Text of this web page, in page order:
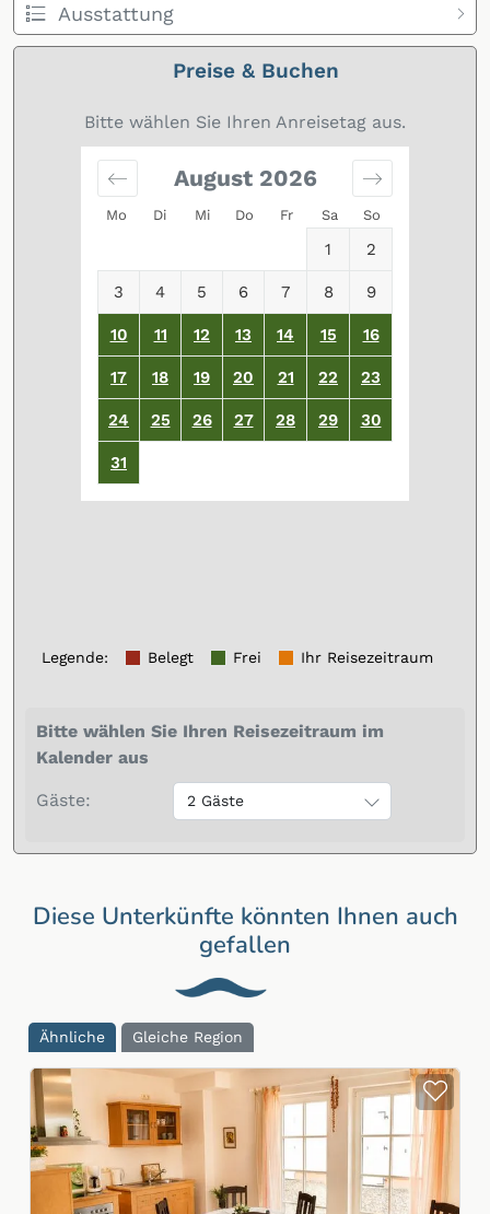
Ausstattung
Preise & Buchen
Bitte wählen Sie Ihren Anreisetag aus.
Mo Di Mi Do Fr Sa So
August 2026
1 2
3 4 5 6 7 8 9
10 11 12 13 14 15 16
17 18 19 20 21 22 23
24 25 26 27 28 29 30
31
Legende: Belegt Frei Ihr Reisezeitraum
Bitte wählen Sie Ihren Reisezeitraum im
Kalender aus
Gäste: 2 Gäste
Diese Unterkünfte könnten Ihnen auch
gefallen
Ähnliche Gleiche Region